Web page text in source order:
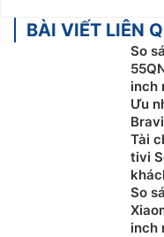
BÀI VIẾT LIÊN
So
inch
Ưu
Tài
tivi
So
inch